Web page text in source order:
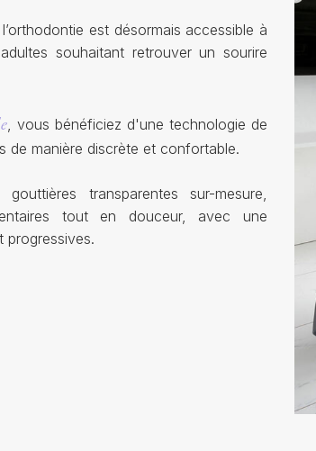
est désormais accessible à
souhaitant retrouver un sourire
, vous bénéficiez d'une technologie de
de manière discrète et confortable.
transparentes sur-mesure,
tout en douceur, avec une
progressives.